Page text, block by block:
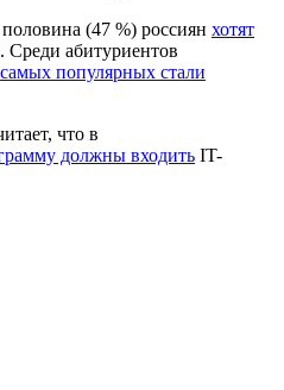
(47 %) россиян хотят
Среди абитуриентов
самых популярных стали
что в
должны входить IT-